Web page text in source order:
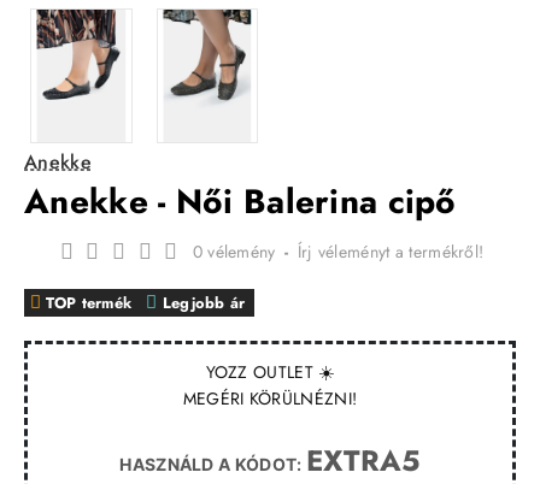
Anekke
Anekke - Női Balerina cipő
YOZZ OUTLET ☀️
MEGÉRI KÖRÜLNÉZNI!
HASZNÁLD A KÓDOT: EXTRA5
TOP termék Legjobb ár
0 vélemény - Írj véleményt a termékről!